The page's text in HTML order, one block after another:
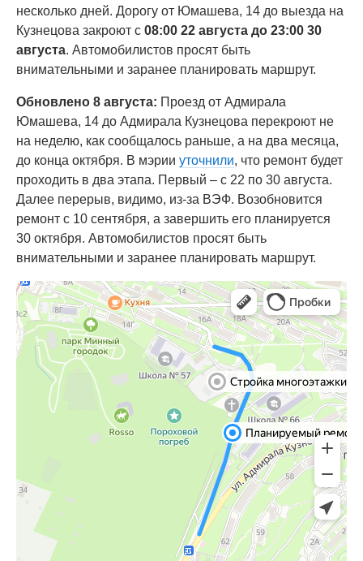
несколько дней. Дорогу от Юмашева, 14 до выезда на
Кузнецова закроют с 08:00 22 августа до 23:00 30
августа. Автомобилистов просят быть
внимательными и заранее планировать маршрут.
Обновлено 8 августа: Проезд от Адмирала
Юмашева, 14 до Адмирала Кузнецова перекроют не
на неделю, как сообщалось раньше, а на два месяца,
до конца октября. В мэрии уточнили, что ремонт будет
проходить в два этапа. Первый – с 22 по 30 августа.
Далее перерыв, видимо, из-за ВЭФ. Возобновится
ремонт с 10 сентября, а завершить его планируется
30 октября. Автомобилистов просят быть
внимательными и заранее планировать маршрут.